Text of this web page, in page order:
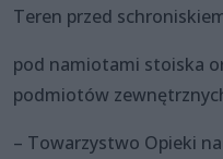
Teren przed
pod namiotami stoiska
podmiotów
– Towarzystwo Opieki